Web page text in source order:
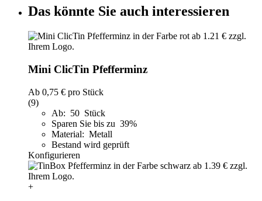
Das könnte Sie auch interessieren
Mini ClicTin Pfefferminz
Ab 0,75 € pro Stück
(9)
Ab: 50 Stück
Sparen Sie bis zu 39%
Material: Metall
Bestand wird geprüft
Konfigurieren
+